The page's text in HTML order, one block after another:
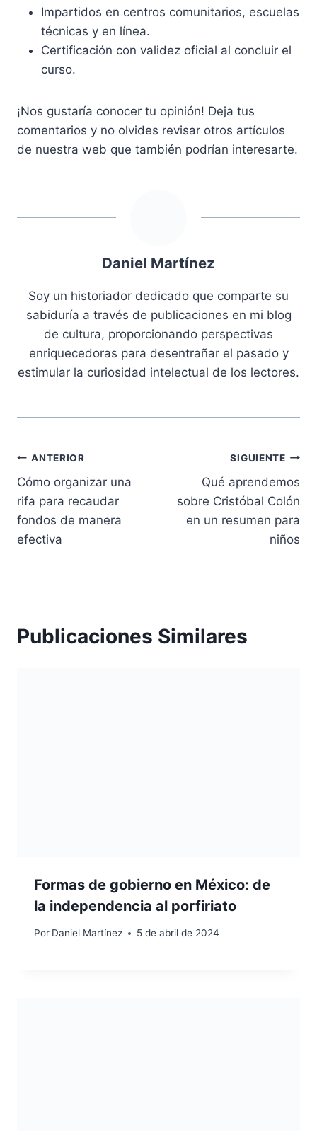
Impartidos en centros comunitarios, escuelas
técnicas y en línea.
Certificación con validez oficial al concluir el
curso.
¡Nos gustaría conocer tu opinión! Deja tus
comentarios y no olvides revisar otros artículos
de nuestra web que también podrían interesarte.
Daniel Martínez
Soy un historiador dedicado que comparte su
sabiduría a través de publicaciones en mi blog
de cultura, proporcionando perspectivas
enriquecedoras para desentrañar el pasado y
estimular la curiosidad intelectual de los lectores.
Navegación
de
entradas
ANTERIOR
Cómo organizar una
rifa para recaudar
fondos de manera
efectiva
SIGUIENTE
Qué aprendemos
sobre Cristóbal Colón
en un resumen para
niños
Publicaciones Similares
Formas de gobierno en México: de
la independencia al porfiriato
Por Daniel Martínez 5 de abril de 2024